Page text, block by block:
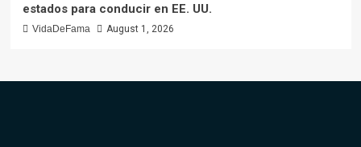
estados para conducir en EE. UU.
VidaDeFama August 1, 2026